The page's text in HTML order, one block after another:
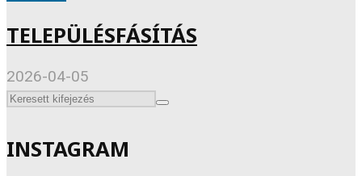
TELEPÜLÉSFÁSÍTÁS
2026-04-05
INSTAGRAM